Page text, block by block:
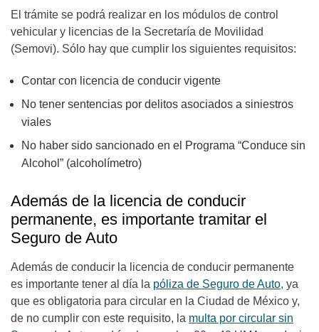
El trámite se podrá realizar en los módulos de control
vehicular y licencias de la Secretaría de Movilidad
(Semovi). Sólo hay que cumplir los siguientes requisitos:
Contar con licencia de conducir vigente
No tener sentencias por delitos asociados a siniestros
viales
No haber sido sancionado en el Programa “Conduce sin
Alcohol” (alcoholímetro)
Además de la licencia de conducir
permanente, es importante tramitar el
Seguro de Auto
Además de conducir la licencia de conducir permanente
es importante tener al día la póliza de Seguro de Auto, ya
que es obligatoria para circular en la Ciudad de México y,
de no cumplir con este requisito, la multa por circular sin